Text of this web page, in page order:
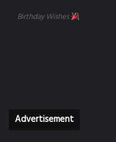
Birthday Wishes
Advertisement